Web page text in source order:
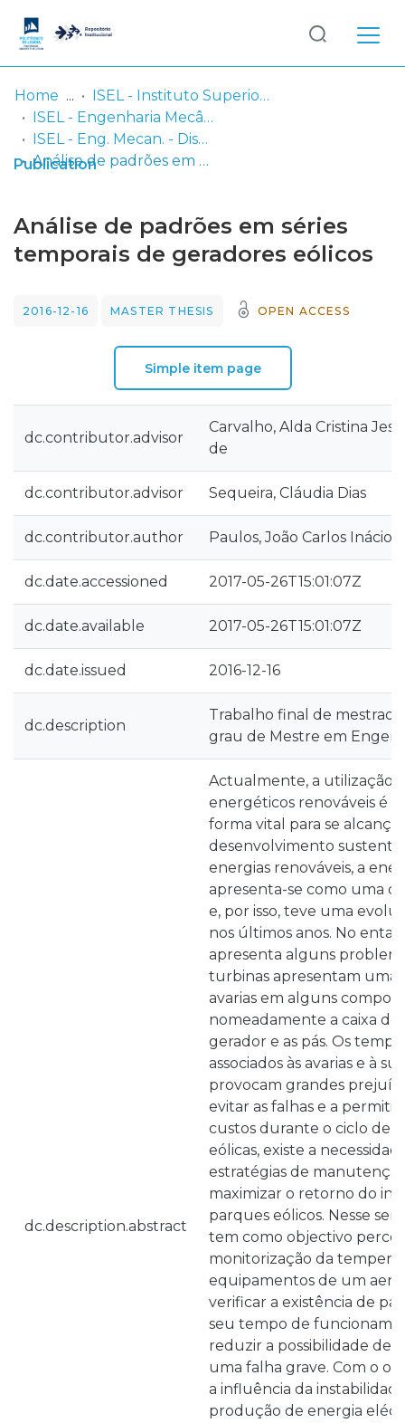
Communities
& Collections
Log
In
Home
ISEL - Instituto Superior de Engenharia de Lisboa
ISEL - Engenharia Mecânica
ISEL - Eng. Mecan. - Dissertações de Mestrado
Análise de padrões em séries temporais de geradores eólicos
Publication
Análise de padrões em séries
temporais de geradores eólicos
2016-12-16 MASTER THESIS OPEN ACCESS
Simple item page
dc.contributor.advisor
Carvalho, Alda Cristina
de
dc.contributor.advisor Sequeira, Cláudia Dias
dc.contributor.author Paulos, João Carlos Inácio
dc.date.accessioned 2017-05-26T15:01:07Z
dc.date.available 2017-05-26T15:01:07Z
dc.date.issued 2016-12-16
dc.description
Trabalho final de
grau de Mestre em
dc.description.abstract
Actualmente, a utilização
energéticos renováveis é
forma vital para se
desenvolvimento
energias renováveis, a
apresenta-se como uma
e, por isso, teve uma
nos últimos anos. No
apresenta alguns
turbinas apresentam uma
avarias em alguns
nomeadamente a caixa
gerador e as pás. Os
associados às avarias e à
provocam grandes
evitar as falhas e a
custos durante o ciclo de
eólicas, existe a
estratégias de
maximizar o retorno do
parques eólicos. Nesse
tem como objectivo
monitorização da
equipamentos de um
verificar a existência de
seu tempo de
reduzir a possibilidade de
uma falha grave. Com o
a influência da
produção de energia